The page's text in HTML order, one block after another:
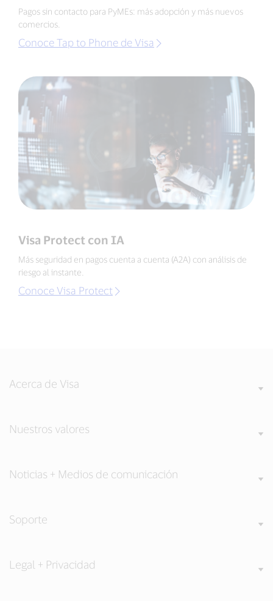
Pagos sin contacto para PyMEs: más adopción y más nuevos
comercios.
Conoce Tap to Phone de Visa
Visa Protect con IA
Más seguridad en pagos cuenta a cuenta (A2A) con análisis de
riesgo al instante.
Conoce Visa Protect
Acerca de Visa
Nuestros valores
Noticias + Medios de comunicación
Soporte
Legal + Privacidad